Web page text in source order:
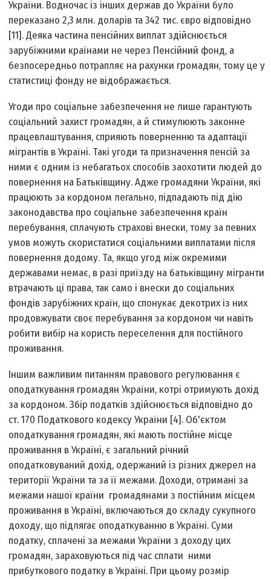
України. Водночас із інших держав до України було
переказано 2,3 млн. доларів та 342 тис. євро відповідно
[11]. Деяка частина пенсійних виплат здійснюється
зарубіжними країнами не через Пенсійний фонд, а
безпосередньо потрапляє на рахунки громадян, тому це у
статистиці фонду не відображається.
Угоди про соціальне забезпечення не лише гарантують
соціальний захист громадян, а й стимулюють законне
працевлаштування, сприяють поверненню та адаптації
мігрантів в Україні. Такі угоди та призначення пенсій за
ними є одним із небагатьох способів заохотити людей до
повернення на Батьківщину. Адже громадяни України, які
працюють за кордоном легально, підпадають під дію
законодавства про соціальне забезпечення країн
перебування, сплачують страхові внески, тому за певних
умов можуть скористатися соціальними виплатами після
повернення додому. Та, якщо угод між окремими
державами немає, в разі приїзду на батьківщину мігранти
втрачають ці права, так само і внески до соціальних
фондів зарубіжних країн, що спонукає декотрих із них
продовжувати своє перебування за кордоном чи навіть
робити вибір на користь переселення для постійного
проживання.
Іншим важливим питанням правового регулювання є
оподаткування громадян України, котрі отримують дохід
за кордоном. Збір податків здійснюється відповідно до
ст. 170 Податкового кодексу України [4]. Об'єктом
оподаткування громадян, які мають постійне місце
проживання в Україні, є загальний річний
оподатковуваний дохід, одержаний із різних джерел на
території України та за її межами. Доходи, отримані за
межами нашої країни громадянами з постійним місцем
проживання в Україні, включаються до складу сукупного
доходу, що підлягає оподаткуванню в Україні. Суми
податку, сплачені за межами України з доходу цих
громадян, зараховуються під час сплати ними
прибуткового податку в Україні. При цьому розмір